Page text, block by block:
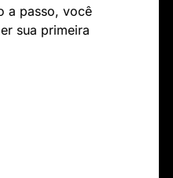
a passo, você
sua primeira